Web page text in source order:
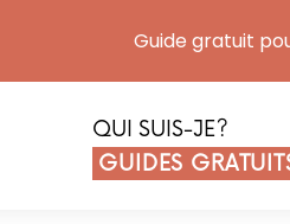
QUI SUIS-JE?
GUIDES
Guide gratuit